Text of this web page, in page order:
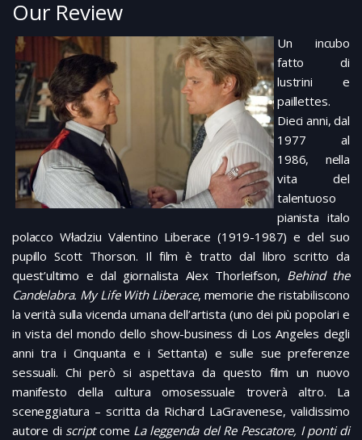
Our Review
Un incubo
fatto di
lustrini e
paillettes.
Dieci anni, dal
1977 al
1986, nella
vita del
talentuoso
pianista italo
polacco Władziu Valentino Liberace (1919-1987) e del suo
pupillo Scott Thorson. Il film è tratto dal libro scritto da
quest’ultimo e dal giornalista Alex Thorleifson, Behind the
Candelabra. My Life With Liberace, memorie che ristabiliscono
la verità sulla vicenda umana dell’artista (uno dei più popolari e
in vista del mondo dello show-business di Los Angeles degli
anni tra i Cinquanta e i Settanta) e sulle sue preferenze
sessuali. Chi però si aspettava da questo film un nuovo
manifesto della cultura omosessuale troverà altro. La
sceneggiatura – scritta da Richard LaGravenese, validissimo
autore di scriptcome La leggenda del Re Pescatore, I ponti di